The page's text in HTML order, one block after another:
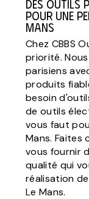
Des outils
pour une
Mans
Chez CBBS
priorité.
parisiens
produits
besoin
de outils
vous faut
Mans. Faites
vous fournir
qualité qui
réalisation
Le Mans.